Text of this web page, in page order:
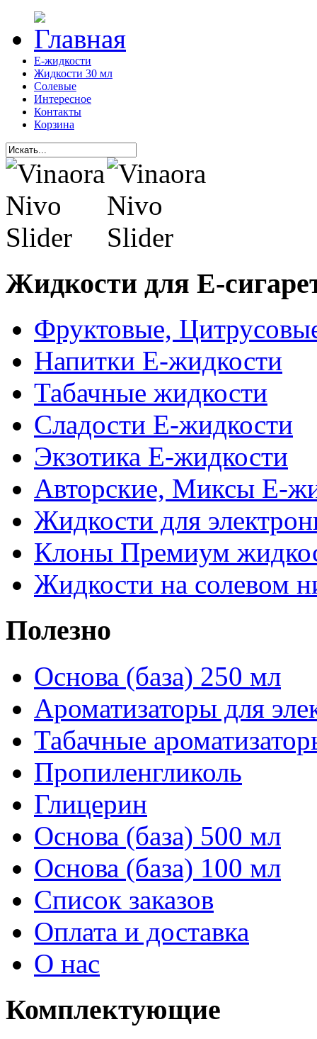
Е-жидкости
Жидкости 30 мл
Солевые
Интересное
Контакты
Корзина
Жидкости для Е-
Фруктовые,
Напитки Е-жидкости
Табачные жидкости
Сладости Е-жидкости
Экзотика Е-жидкости
Авторские, Миксы Е-
Жидкости для
Клоны Премиум
Жидкости на солевом
Полезно
Основа (база) 250 мл
Ароматизаторы для
Табачные
Пропиленгликоль
Глицерин
Основа (база) 500 мл
Основа (база) 100 мл
Список заказов
Оплата и доставка
О нас
Комплектующие